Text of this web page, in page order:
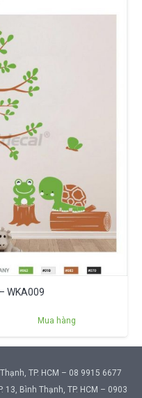
WKA009
Mua hàng
TP. HCM – 08 9915 6677
13, Bình Thạnh, TP. HCM – 0903